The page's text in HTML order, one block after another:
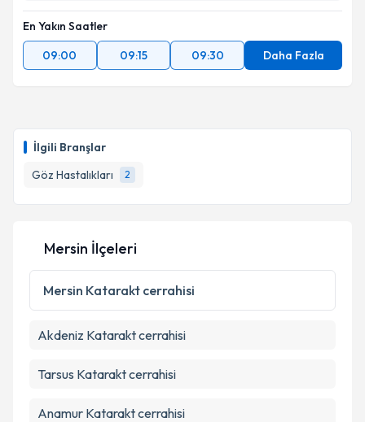
İlgili Branşlar
Göz Hastalıkları
2
kapsamda işlenmesini kabul ediyorum.
Takvim Talebini Gönder
En Yakın Saatler
09:00
09:15 09:30 Daha Fazla
Mersin İlçeleri
Mersin Katarakt cerrahisi
Akdeniz Katarakt cerrahisi
Tarsus Katarakt cerrahisi
Anamur Katarakt cerrahisi